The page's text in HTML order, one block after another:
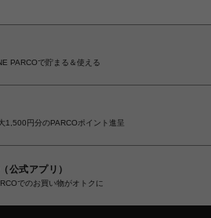
PARCOで貯まる＆使える
1,500円分のPARCOポイント進呈
公式アプリ）
でのお買い物がオトクに